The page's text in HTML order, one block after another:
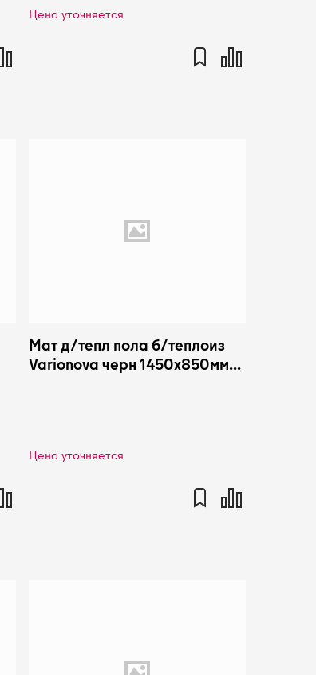
Цена уточняется
Мат д/тепл пола б/теплоиз
Varionova черн 1450x850мм
Цена уточняется